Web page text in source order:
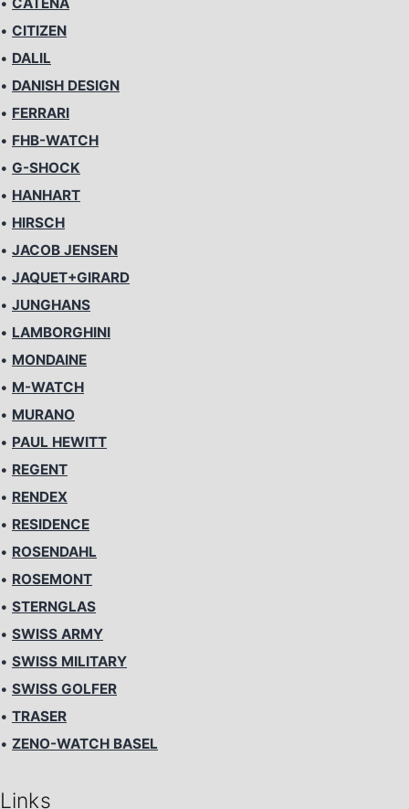
• CITIZEN
• DALIL
• DANISH DESIGN
• FERRARI
• FHB-WATCH
• G-SHOCK
• HANHART
• HIRSCH
• JACOB JENSEN
• JAQUET+GIRARD
• JUNGHANS
• LAMBORGHINI
• MONDAINE
• M-WATCH
• MURANO
• PAUL HEWITT
• REGENT
• RENDEX
• RESIDENCE
• ROSENDAHL
• ROSEMONT
• STERNGLAS
• SWISS ARMY
• SWISS MILITARY
• SWISS GOLFER
• TRASER
• ZENO-WATCH BASEL
Links